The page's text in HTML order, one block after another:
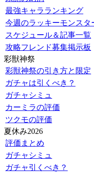
最強キャラランキング
今週のラッキーモンスタ
スケジュール＆記事一覧
攻略フレンド募集掲示板
彩獣神祭
彩獣神祭の引き方と限定
ガチャは引くべき？
ガチャシミュ
カーミラの評価
ツクモの評価
夏休み2026
評価まとめ
ガチャシミュ
ガチャ引くべき？